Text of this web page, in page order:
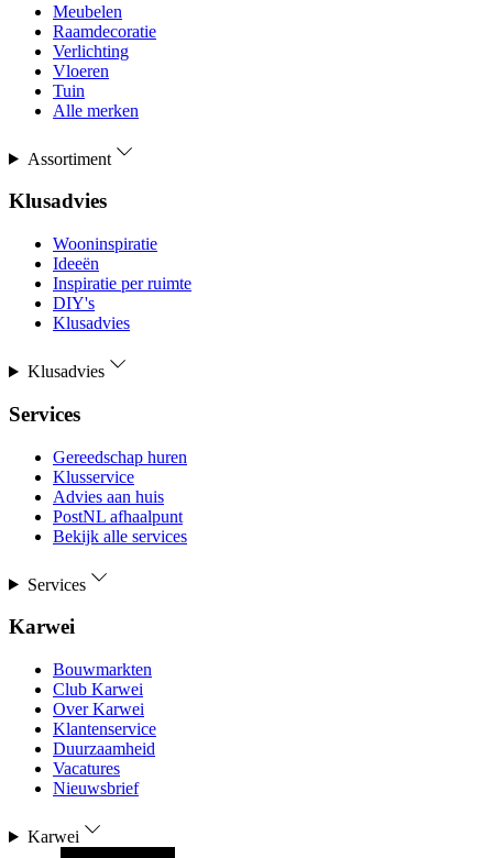
Meubelen
Raamdecoratie
Verlichting
Vloeren
Tuin
Alle merken
Assortiment
Klusadvies
Wooninspiratie
Ideeën
Inspiratie per ruimte
DIY's
Klusadvies
Klusadvies
Services
Gereedschap huren
Klusservice
Advies aan huis
PostNL afhaalpunt
Bekijk alle services
Services
Karwei
Bouwmarkten
Club Karwei
Over Karwei
Klantenservice
Duurzaamheid
Vacatures
Nieuwsbrief
Karwei